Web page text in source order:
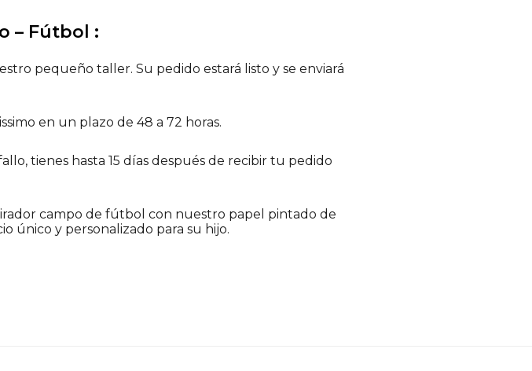
– Fútbol :
pequeño taller. Su pedido estará listo y se enviará
en un plazo de 48 a 72 horas.
tienes hasta 15 días después de recibir tu pedido
campo de fútbol con nuestro papel pintado de
único y personalizado para su hijo.